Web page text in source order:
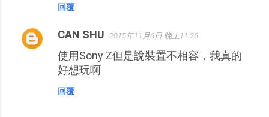
回覆
CAN SHU 2015年11月6日 晚上11:26
使用Sony Z但是說裝置不相容，我真的
好想玩啊
回覆